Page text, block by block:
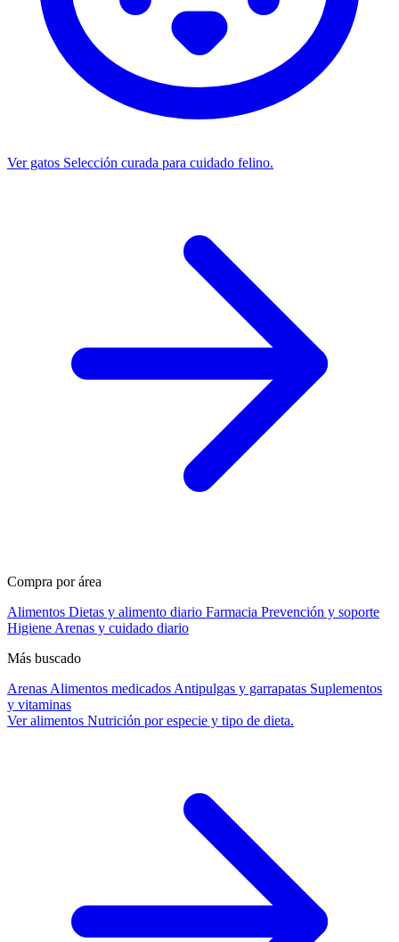
Ver gatos Selección curada para cuidado felino.
Compra por área
Alimentos Dietas y alimento diario Farmacia Prevención y soporte
Higiene Arenas y cuidado diario
Más buscado
Arenas Alimentos medicados Antipulgas y garrapatas Suplementos
y vitaminas
Ver alimentos Nutrición por especie y tipo de dieta.